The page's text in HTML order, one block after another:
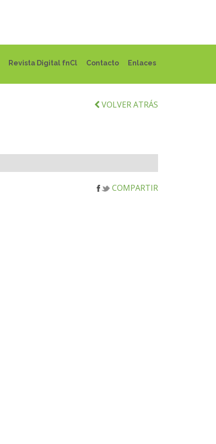
Revista Digital fnCl Contacto Enlaces
VOLVER ATRÁS
COMPARTIR